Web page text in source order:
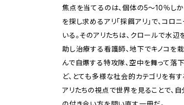
焦点を当てるのは、個体の5～10％し
を探し求めるアリ「採餌アリ」で、コロ
いる。そのアリたちは、クロールで水
助し治療する看護師、地下でキノコを
んで自爆する特攻隊、空中を舞って落
ど、とても多様な社会的カテゴリを有す
アリたちの視点で世界を見ることで、